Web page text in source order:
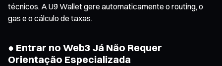
técnicos. A U9 Wallet gere automaticamente o routing, o
gas e o cálculo de taxas.
● Entrar no Web3 Já Não Requer
Orientação Especializada